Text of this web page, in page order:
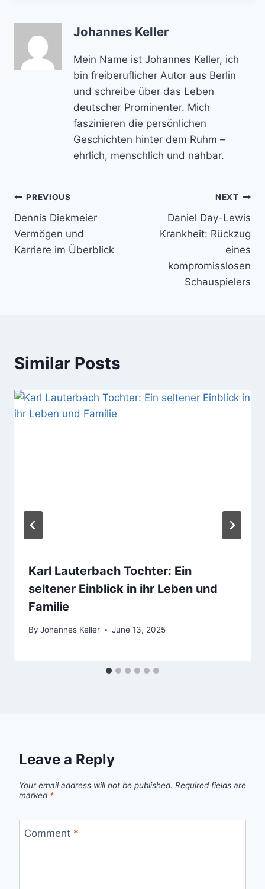
Johannes Keller
Mein Name ist Johannes Keller, ich
bin freiberuflicher Autor aus Berlin
und schreibe über das Leben
deutscher Prominenter. Mich
faszinieren die persönlichen
Geschichten hinter dem Ruhm –
ehrlich, menschlich und nahbar.
Post
navigation
PREVIOUS
Dennis Diekmeier
Vermögen und
Karriere im Überblick
NEXT
Daniel Day-Lewis
Krankheit: Rückzug
eines
kompromisslosen
Schauspielers
Similar Posts
Karl Lauterbach Tochter: Ein
seltener Einblick in ihr Leben und
Familie
By Johannes Keller June 13, 2025
Leave a Reply
Your email address will not be published. Required fields are
marked *
Comment *